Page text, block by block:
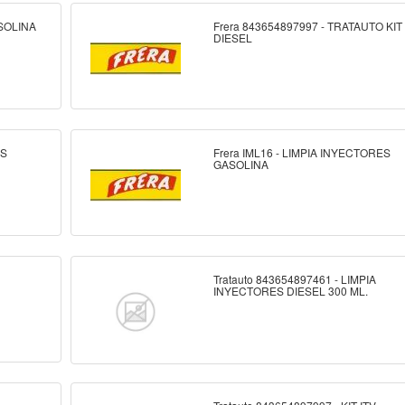
Frera 843654897997 - TRATAUTO KIT
DIESEL
Frera IML16 - LIMPIA INYECTORES
GASOLINA
Tratauto 843654897461 - LIMPIA
INYECTORES DIESEL 300 ML.